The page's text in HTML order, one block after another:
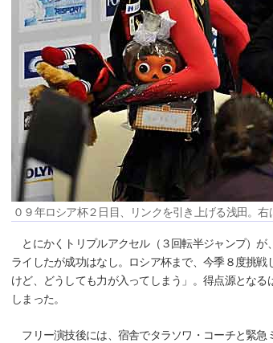
０９年ロシア杯２日目、リンクを引き上げる浅田。
とにかくトリプルアクセル（３回転半ジャンプ）が
ライしたが成功はなし。ロシア杯まで、今季８度挑
けど、どうしても力が入ってしまう」。得点源とな
しまった。
フリー演技後には、宿舎でタラソワ・コーチと緊急